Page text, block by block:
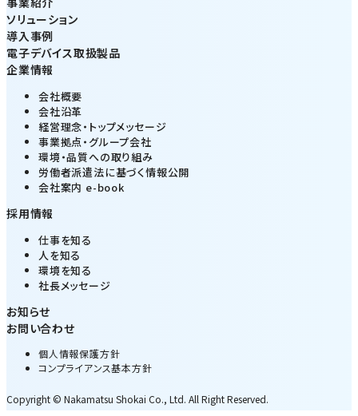
ソリューション
導入事例
電子デバイス取扱製品
企業情報
会社概要
会社沿革
経営理念・トップメッセージ
事業拠点・グループ会社
環境・品質への取り組み
労働者派遣法に基づく情報公開
会社案内 e-book
採用情報
仕事を知る
人を知る
環境を知る
社長メッセージ
お知らせ
お問い合わせ
個人情報保護方針
コンプライアンス基本方針
Copyright © Nakamatsu Shokai Co., Ltd. All Right Reserved.